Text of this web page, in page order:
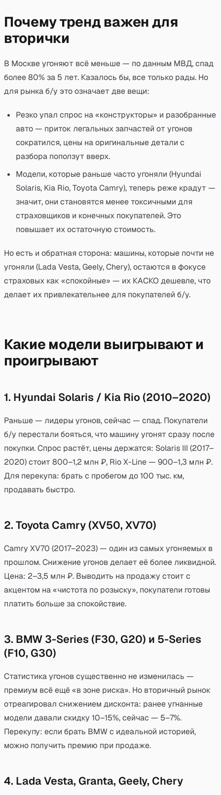
Почему тренд важен для
вторички
В Москве угоняют всё меньше — по данным МВД, спад
более 80% за 5 лет. Казалось бы, все только рады. Но
для рынка б/у это означает две вещи:
Резко упал спрос на «конструкторы» и разобранные
авто — приток легальных запчастей от угонов
сократился, цены на оригинальные детали с
разбора поползут вверх.
Модели, которые раньше часто угоняли (Hyundai
Solaris, Kia Rio, Toyota Camry), теперь реже крадут —
значит, они становятся менее токсичными для
страховщиков и конечных покупателей. Это
повышает их остаточную стоимость.
Но есть и обратная сторона: машины, которые почти не
угоняли (Lada Vesta, Geely, Chery), остаются в фокусе
страховых как «спокойные» — их КАСКО дешевле, что
делает их привлекательнее для покупателей б/у.
Какие модели выигрывают и
проигрывают
1. Hyundai Solaris / Kia Rio (2010–2020)
Раньше — лидеры угонов, сейчас — спад. Покупатели
б/у перестали бояться, что машину угонят сразу после
покупки. Спрос растёт, цены держатся: Solaris III (2017–
2020) стоит 800–1,2 млн ₽, Rio X-Line — 900–1,3 млн ₽.
Для перекупа: брать с пробегом до 100 тыс. км,
продавать быстро.
2. Toyota Camry (XV50, XV70)
Camry XV70 (2017–2023) — один из самых угоняемых в
прошлом. Снижение угонов делает её более ликвидной.
Цена: 2–3,5 млн ₽. Выводить на продажу стоит с
акцентом на «чистота по розыску», покупатели готовы
платить больше за спокойствие.
3. BMW 3-Series (F30, G20) и 5-Series
(F10, G30)
Статистика угонов существенно не изменилась —
премиум всё ещё «в зоне риска». Но вторичный рынок
отреагировал снижением дисконта: ранее угнанные
модели давали скидку 10–15%, сейчас — 5–7%.
Перекупу: если брать BMW с идеальной историей,
можно получить премию при продаже.
4. Lada Vesta, Granta, Geely, Chery